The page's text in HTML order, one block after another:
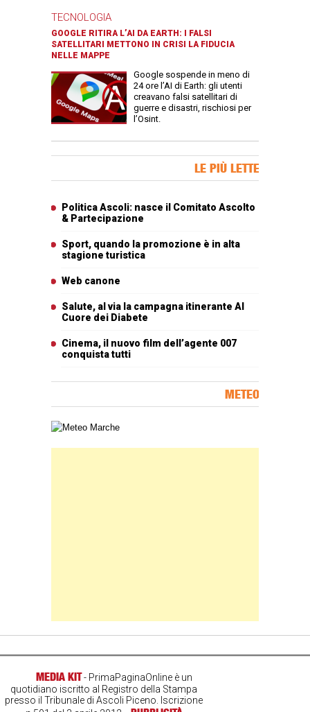
TECNOLOGIA
GOOGLE RITIRA L’AI DA EARTH: I FALSI
SATELLITARI METTONO IN CRISI LA FIDUCIA
NELLE MAPPE
Google sospende in meno di
24 ore l’AI di Earth: gli utenti
creavano falsi satellitari di
guerre e disastri, rischiosi per
l’Osint.
LE PIÙ LETTE
Politica Ascoli: nasce il Comitato Ascolto
& Partecipazione
Sport, quando la promozione è in alta
stagione turistica
Web canone
Salute, al via la campagna itinerante Al
Cuore dei Diabete
Cinema, il nuovo film dell’agente 007
conquista tutti
METEO
Carta meteorologica delle Marche
MEDIA KIT- PrimaPaginaOnline è un
quotidiano iscritto al Registro della Stampa
presso il Tribunale di Ascoli Piceno. Iscrizione